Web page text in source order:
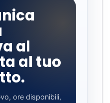
al
al tuo
ore disponibili,